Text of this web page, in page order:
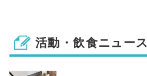
活動・飲食ニュース